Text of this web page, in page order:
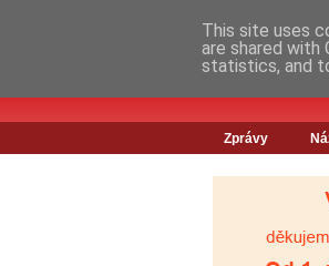
Zprávy
This site uses
are shared with
statistics, and